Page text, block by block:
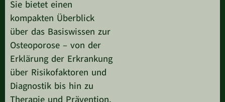
Sie bietet einen
kompakten Überblick
über das Basiswissen zur
Osteoporose – von der
Erklärung der Erkrankung
über Risikofaktoren und
Diagnostik bis hin zu